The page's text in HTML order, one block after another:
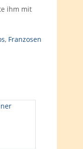
ihm mit
, Franzosen